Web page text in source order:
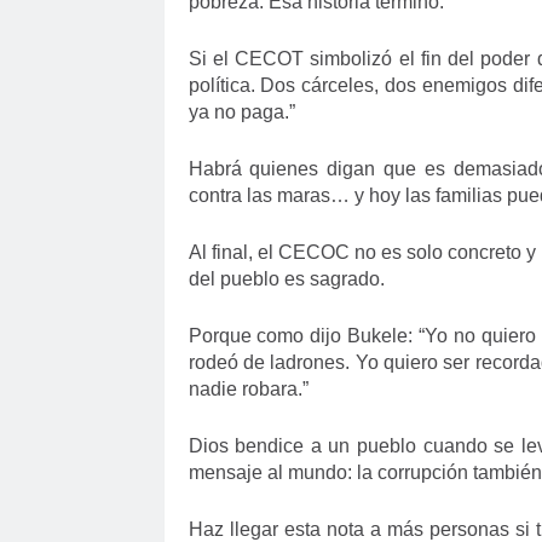
Si el CECOT simbolizó el fin del
política. Dos cárceles, dos enemigos
ya no paga.”
Habrá quienes digan que es
contra las maras… y hoy las familias
Al final, el CECOC no es solo concreto
del pueblo es sagrado.
Porque como dijo Bukele: “Yo no
rodeó de ladrones. Yo quiero ser
nadie robara.”
Dios bendice a un pueblo cuando se
mensaje al mundo: la corrupción
Haz llegar esta nota a más personas